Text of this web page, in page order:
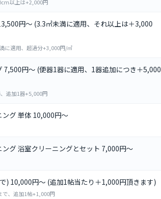
以上は+2,000円
円～ (3.3㎡未満に適用、それ以上は＋3,000
に適用、超過分+3,000円/㎡
7,500円～ (便器1器に適用、1器追加につき＋5,000
追加1器+5,000円
グ 単体 10,000円～
グ 浴室クリーニングとセット 7,000円～
) 10,000円～ (追加1帖当たり＋1,000円頂きます)
で、追加1帖+1,000円